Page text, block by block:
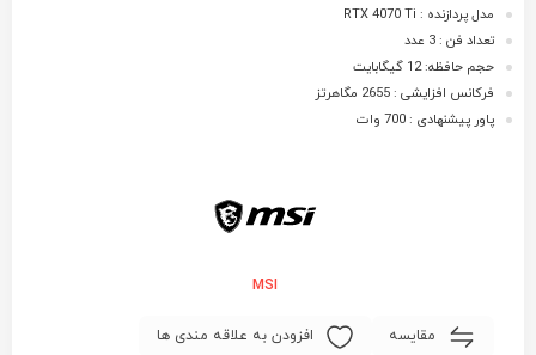
مدل پردازنده : RTX 4070 Ti
تعداد فن : 3 عدد
حجم حافظه: 12 گیگابایت
فرکانس افزایشی : 2655 مگاهرتز
پاور پیشنهادی : 700 وات
MSI
مقایسه افزودن به علاقه مندی ها